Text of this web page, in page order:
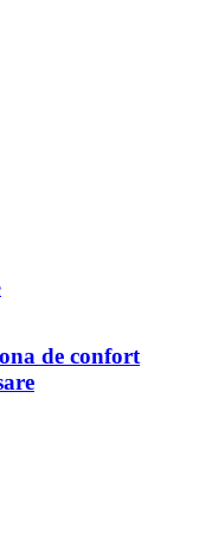
de confort